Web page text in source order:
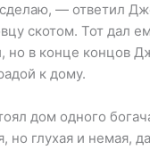
— ответил
скотом. Тот дал
но в конце концов
к дому.
дом одного
но глухая и немая,